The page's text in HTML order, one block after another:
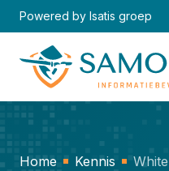
Skip
to
content
Powered by Isatis groep
Home Kennis